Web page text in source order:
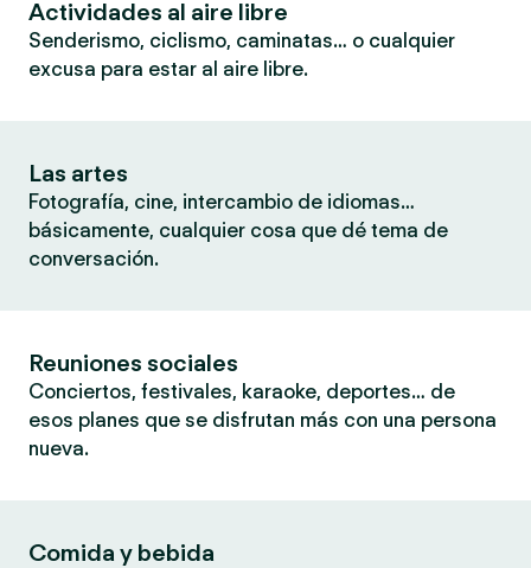
Actividades al aire libre
Senderismo, ciclismo, caminatas… o cualquier
excusa para estar al aire libre.
Las artes
Fotografía, cine, intercambio de idiomas…
básicamente, cualquier cosa que dé tema de
conversación.
Reuniones sociales
Conciertos, festivales, karaoke, deportes… de
esos planes que se disfrutan más con una persona
nueva.
Comida y bebida